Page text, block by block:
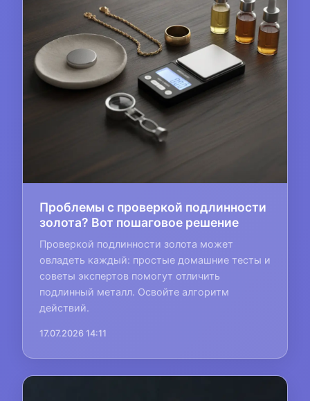
Проблемы с проверкой подлинности
золота? Вот пошаговое решение
Проверкой подлинности золота может
овладеть каждый: простые домашние тесты и
советы экспертов помогут отличить
подлинный металл. Освойте алгоритм
действий.
17.07.2026 14:11